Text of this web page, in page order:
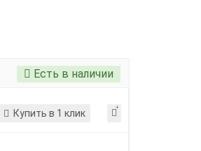
Есть в наличии
Купить в 1 клик